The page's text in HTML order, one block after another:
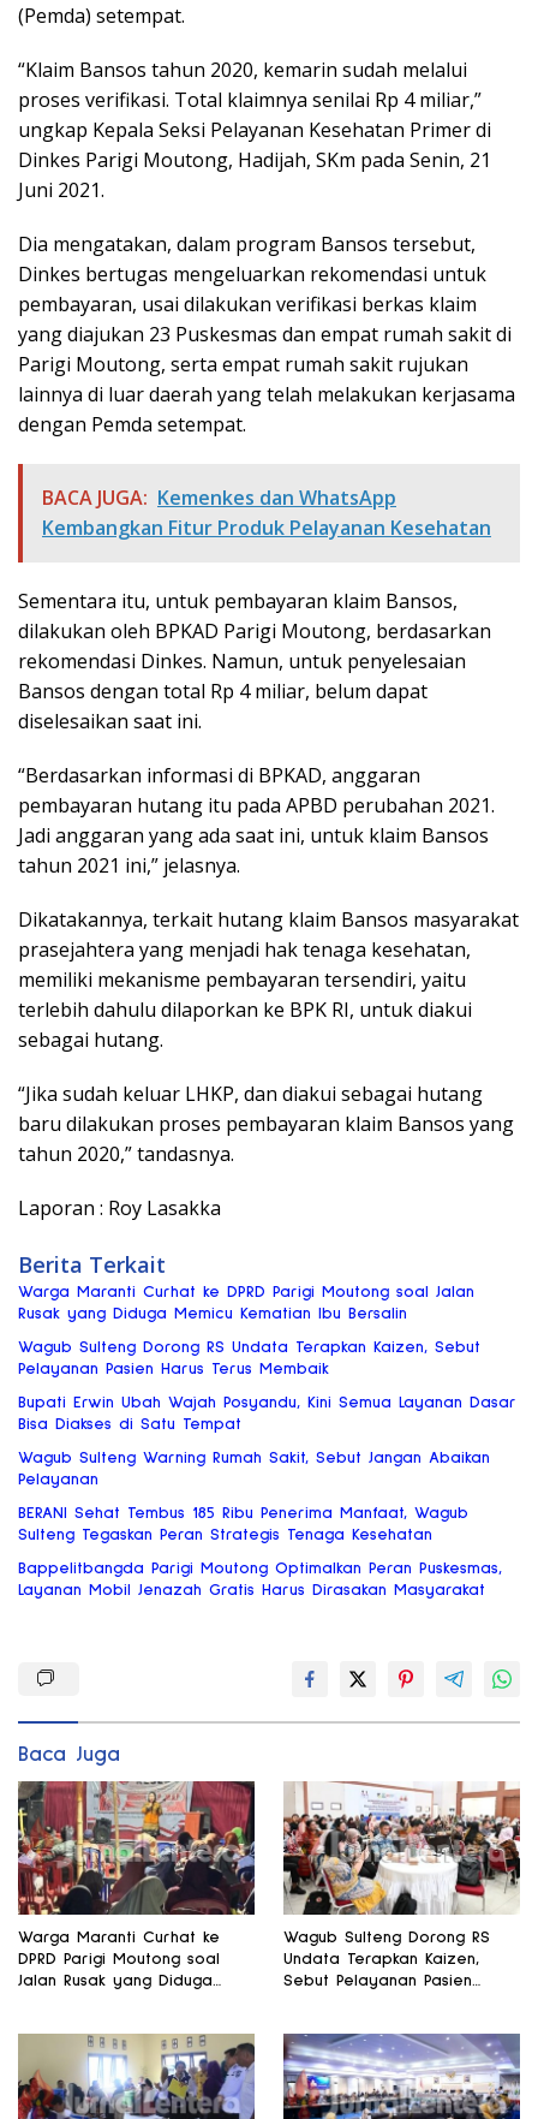
(Pemda) setempat.
“Klaim Bansos tahun 2020, kemarin sudah melalui
proses verifikasi. Total klaimnya senilai Rp 4 miliar,”
ungkap Kepala Seksi Pelayanan Kesehatan Primer di
Dinkes Parigi Moutong, Hadijah, SKm pada Senin, 21
Juni 2021.
Dia mengatakan, dalam program Bansos tersebut,
Dinkes bertugas mengeluarkan rekomendasi untuk
pembayaran, usai dilakukan verifikasi berkas klaim
yang diajukan 23 Puskesmas dan empat rumah sakit di
Parigi Moutong, serta empat rumah sakit rujukan
lainnya di luar daerah yang telah melakukan kerjasama
dengan Pemda setempat.
BACA JUGA: Kemenkes dan WhatsApp
Kembangkan Fitur Produk Pelayanan Kesehatan
Sementara itu, untuk pembayaran klaim Bansos,
dilakukan oleh BPKAD Parigi Moutong, berdasarkan
rekomendasi Dinkes. Namun, untuk penyelesaian
Bansos dengan total Rp 4 miliar, belum dapat
diselesaikan saat ini.
“Berdasarkan informasi di BPKAD, anggaran
pembayaran hutang itu pada APBD perubahan 2021.
Jadi anggaran yang ada saat ini, untuk klaim Bansos
tahun 2021 ini,” jelasnya.
Dikatakannya, terkait hutang klaim Bansos masyarakat
prasejahtera yang menjadi hak tenaga kesehatan,
memiliki mekanisme pembayaran tersendiri, yaitu
terlebih dahulu dilaporkan ke BPK RI, untuk diakui
sebagai hutang.
“Jika sudah keluar LHKP, dan diakui sebagai hutang
baru dilakukan proses pembayaran klaim Bansos yang
tahun 2020,” tandasnya.
Laporan : Roy Lasakka
Berita Terkait
Warga Maranti Curhat ke DPRD Parigi Moutong soal Jalan
Rusak yang Diduga Memicu Kematian Ibu Bersalin
Wagub Sulteng Dorong RS Undata Terapkan Kaizen, Sebut
Pelayanan Pasien Harus Terus Membaik
Bupati Erwin Ubah Wajah Posyandu, Kini Semua Layanan Dasar
Bisa Diakses di Satu Tempat
Wagub Sulteng Warning Rumah Sakit, Sebut Jangan Abaikan
Pelayanan
BERANI Sehat Tembus 185 Ribu Penerima Manfaat, Wagub
Sulteng Tegaskan Peran Strategis Tenaga Kesehatan
Bappelitbangda Parigi Moutong Optimalkan Peran Puskesmas,
Layanan Mobil Jenazah Gratis Harus Dirasakan Masyarakat
Baca Juga
Warga Maranti Curhat ke
DPRD Parigi Moutong soal
Jalan Rusak yang Diduga
Wagub Sulteng Dorong RS
Undata Terapkan Kaizen,
Sebut Pelayanan Pasien